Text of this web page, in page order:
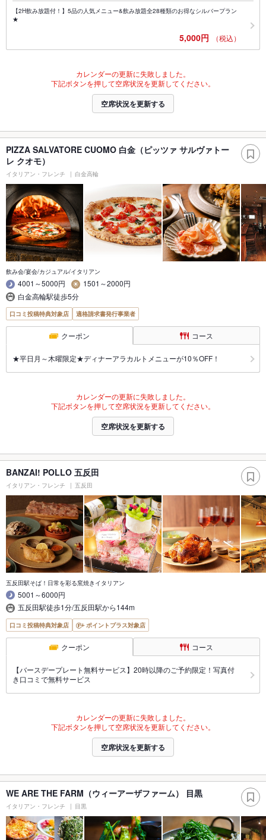
【2H飲み放題付！】5品の人気メニュー&飲み放題全28種類のお得なシルバープラン
★
5,000円 （税込）
カレンダーの更新に失敗しました。
下記ボタンを押して空席状況を更新してください。
空席状況を更新する
PIZZA SALVATORE CUOMO 白金（ピッツァ サルヴァトー
レ クオモ）
イタリアン・フレンチ 白金高輪
飲み会/宴会/カジュアル/イタリアン
4001～5000円
1501～2000円
白金高輪駅徒歩5分
口コミ投稿特典対象店 適格請求書発行事業者
クーポン コース
★平日月～木曜限定★ディナーアラカルトメニューが10％OFF！
カレンダーの更新に失敗しました。
下記ボタンを押して空席状況を更新してください。
空席状況を更新する
BANZAI! POLLO 五反田
イタリアン・フレンチ 五反田
五反田駅そば！日常を彩る窯焼きイタリアン
5001～6000円
五反田駅徒歩1分/五反田駅から144m
口コミ投稿特典対象店 ポイントプラス対象店
クーポン コース
【バースデープレート無料サービス】20時以降のご予約限定！写真付
き口コミで無料サービス
カレンダーの更新に失敗しました。
下記ボタンを押して空席状況を更新してください。
空席状況を更新する
WE ARE THE FARM（ウィーアーザファーム） 目黒
イタリアン・フレンチ 目黒